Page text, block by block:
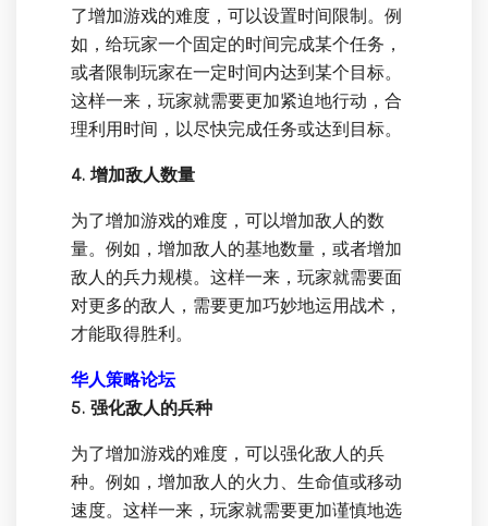
了增加游戏的难度，可以设置时间限制。例
如，给玩家一个固定的时间完成某个任务，
或者限制玩家在一定时间内达到某个目标。
这样一来，玩家就需要更加紧迫地行动，合
理利用时间，以尽快完成任务或达到目标。
4. 增加敌人数量
为了增加游戏的难度，可以增加敌人的数
量。例如，增加敌人的基地数量，或者增加
敌人的兵力规模。这样一来，玩家就需要面
对更多的敌人，需要更加巧妙地运用战术，
才能取得胜利。
华人策略论坛
5. 强化敌人的兵种
为了增加游戏的难度，可以强化敌人的兵
种。例如，增加敌人的火力、生命值或移动
速度。这样一来，玩家就需要更加谨慎地选